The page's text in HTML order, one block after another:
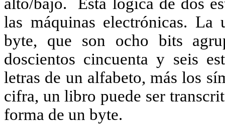
las máquinas electrónicas.
byte, que son ocho bits
doscientos cincuenta y seis
letras de un alfabeto, más los
cifra, un libro puede ser
forma de un byte.